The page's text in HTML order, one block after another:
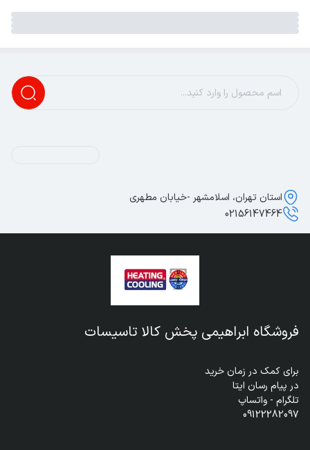
فروشگاه ابراهیمی پخش کالا تاسیسات
09122282097
استان تهران، اسلامشهر -خیابان مطهری
02156147464